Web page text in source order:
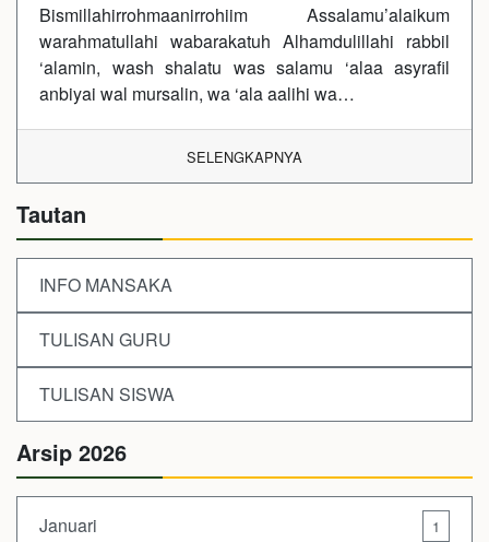
Bismillahirrohmaanirrohiim Assalamu’alaikum
warahmatullahi wabarakatuh Alhamdulillahi rabbil
‘alamin, wash shalatu was salamu ‘alaa asyrafil
anbiyai wal mursalin, wa ‘ala aalihi wa…
SELENGKAPNYA
Tautan
INFO MANSAKA
TULISAN GURU
TULISAN SISWA
Arsip 2026
Januari 1